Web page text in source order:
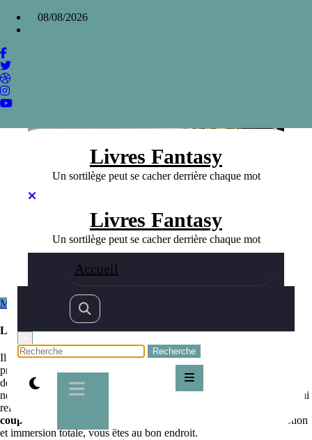
contenu
08/08/2026
Livres Fantasy
Un sortilège peut se cacher derrière chaque mot
Livres Fantasy
Un sortilège peut se cacher derrière chaque mot
Accueil
Les meilleurs livres fantasy à couper le
souffle
Meilleurs livres Fantasy
Les meilleurs livres fantasy à couper le souffle
Il existe des livres qui se lisent, et d’autres qui nous happent dès les
premières pages, comme si l’on franchissait un portail dissimulé entre
deux étagères. Les meilleurs romans fantasy ont ce pouvoir rare : ils
nous font oublier l’heure, le bruit du monde, et parfois même le thé qui
refroidit à côté du fauteuil. Si vous cherchez des
couper le souffle
, capables de mêler émerveillement, tension, émotion
et immersion totale, vous êtes au bon endroit.